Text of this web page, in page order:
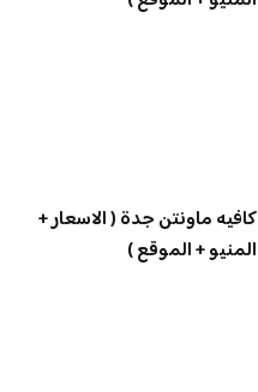
كافيه ماونتن جدة ( الاسعار +
المنيو + الموقع )